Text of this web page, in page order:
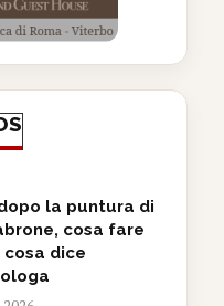
la puntura di
cosa fare
dice